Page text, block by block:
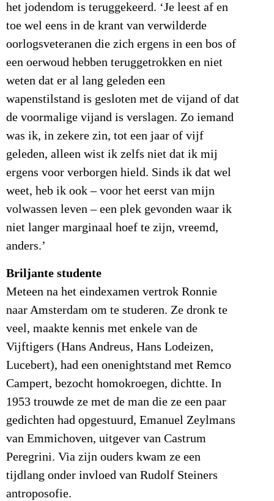
het jodendom is teruggekeerd. ‘Je leest af en
toe wel eens in de krant van verwilderde
oorlogsveteranen die zich ergens in een bos of
een oerwoud hebben teruggetrokken en niet
weten dat er al lang geleden een
wapenstilstand is gesloten met de vijand of dat
de voormalige vijand is verslagen. Zo iemand
was ik, in zekere zin, tot een jaar of vijf
geleden, alleen wist ik zelfs niet dat ik mij
ergens voor verborgen hield. Sinds ik dat wel
weet, heb ik ook – voor het eerst van mijn
volwassen leven – een plek gevonden waar ik
niet langer marginaal hoef te zijn, vreemd,
anders.’
Briljante studente
Meteen na het eindexamen vertrok Ronnie
naar Amsterdam om te studeren. Ze dronk te
veel, maakte kennis met enkele van de
Vijftigers (Hans Andreus, Hans Lodeizen,
Lucebert), had een onenightstand met Remco
Campert, bezocht homokroegen, dichtte. In
1953 trouwde ze met de man die ze een paar
gedichten had opgestuurd, Emanuel Zeylmans
van Emmichoven, uitgever van Castrum
Peregrini. Via zijn ouders kwam ze een
tijdlang onder invloed van Rudolf Steiners
antroposofie.